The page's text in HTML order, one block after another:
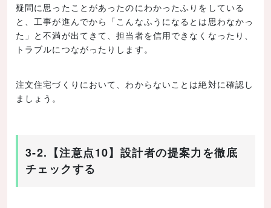
疑問に思ったことがあったのにわかったふりをしている
と、工事が進んでから「こんなふうになるとは思わなかっ
た」と不満が出てきて、担当者を信用できなくなったり、
トラブルにつながったりします。
注文住宅づくりにおいて、わからないことは絶対に確認し
ましょう。
3-2.【注意点10】設計者の提案力を徹底
チェックする